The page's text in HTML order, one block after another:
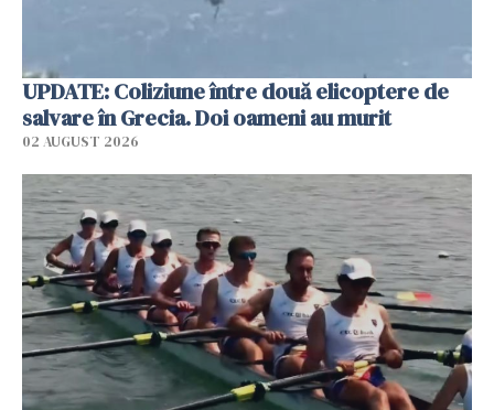
UPDATE: Coliziune între două elicoptere de
salvare în Grecia. Doi oameni au murit
02 AUGUST 2026